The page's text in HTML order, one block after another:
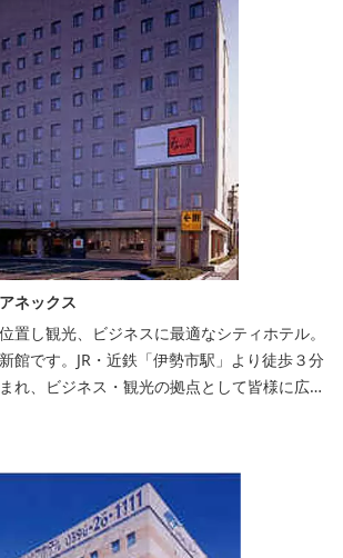
ネックス
置し観光、ビジネスに最適なシティホテル。
館です。JR・近鉄「伊勢市駅」より徒歩３分
れ、ビジネス・観光の拠点として皆様に広く
ます。１階には、しゃぶしゃぶと日本料理の
ます。